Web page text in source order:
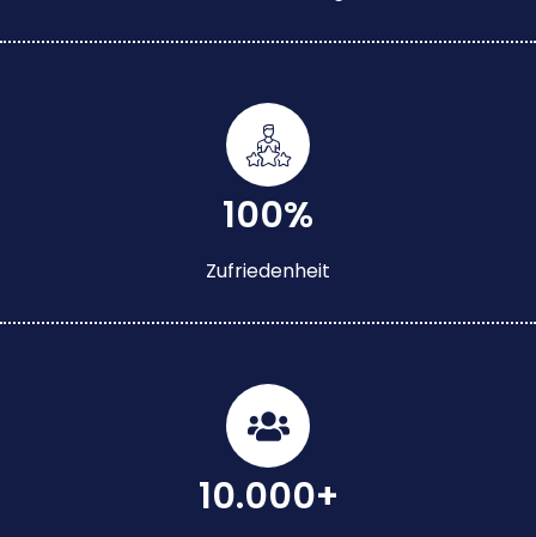
100%
Zufriedenheit
10.000+